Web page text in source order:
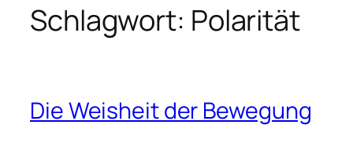
Schlagwort: Polarität
Die Weisheit der Bewegung